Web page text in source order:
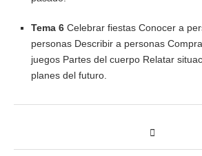
Tema 6 Celebrar fiestas Conocer a
personas Describir a personas
juegos Partes del cuerpo Relatar
planes del futuro.